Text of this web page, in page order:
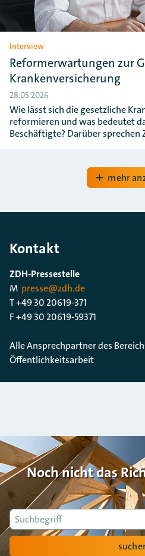
Interview
Reformerwartungen zur
Krankenversicherung
28.05.2026
Wie lässt sich die gesetzliche
reformieren und was bedeutet
Beschäftigte? Darüber sprechen
mehr
Kontakt
ZDH-Pressestelle
M presse@zdh.de
T +49 30 20619-371
F +49 30 20619-59371
Alle Ansprechpartner des
Öffentlichkeitsarbeit
Noch nicht das
Suche